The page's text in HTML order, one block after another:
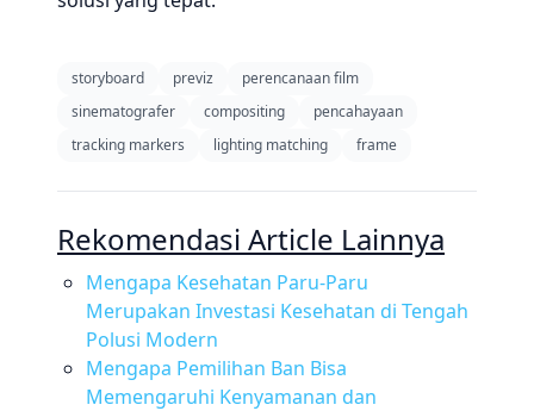
storyboard previz
perencanaan film
sinematografer
compositing
pencahayaan
tracking markers
lighting matching frame
Rekomendasi Article Lainnya
Mengapa Kesehatan Paru-Paru
Merupakan Investasi Kesehatan di Tengah
Polusi Modern
Mengapa Pemilihan Ban Bisa
Memengaruhi Kenyamanan dan